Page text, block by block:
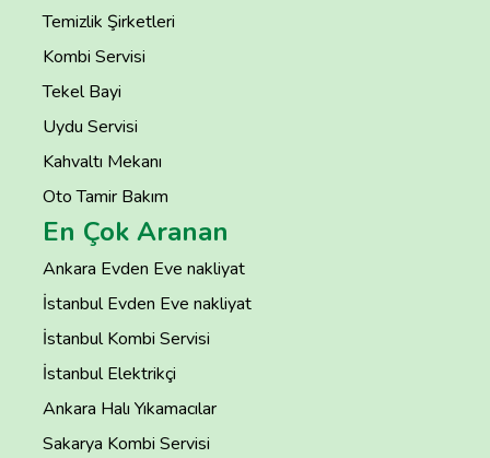
Temizlik Şirketleri
Kombi Servisi
Tekel Bayi
Uydu Servisi
Kahvaltı Mekanı
Oto Tamir Bakım
En Çok Aranan
Ankara Evden Eve nakliyat
İstanbul Evden Eve nakliyat
İstanbul Kombi Servisi
İstanbul Elektrikçi
Ankara Halı Yıkamacılar
Sakarya Kombi Servisi